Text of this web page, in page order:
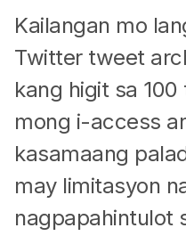
Kailangan mo
Twitter tweet
kang higit sa
mong i-access
kasamaang
may limitasyon
nagpapahintulot